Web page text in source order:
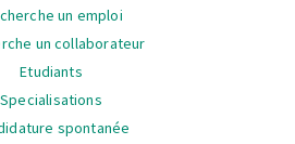
un emploi
un collaborateur
Etudiants
Specialisations
spontanée